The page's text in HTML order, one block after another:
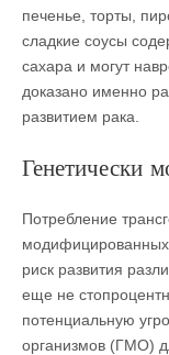
печенье, торты,
сладкие соусы
сахара и могут
доказано именно
развитием рака.
Генетически
Потребление
модифицированных
риск развития
еще не
потенциальную
организмов (ГМО)